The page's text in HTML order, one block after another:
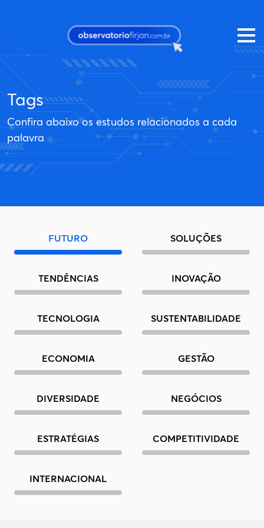
Tags
Confira abaixo os estudos relacionados a cada
palavra
FUTURO SOLUÇÕES
TENDÊNCIAS INOVAÇÃO
TECNOLOGIA SUSTENTABILIDADE
ECONOMIA GESTÃO
DIVERSIDADE NEGÓCIOS
ESTRATÉGIAS COMPETITIVIDADE
INTERNACIONAL